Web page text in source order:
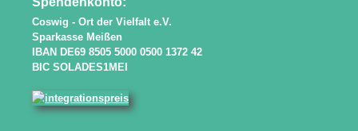
Coswig - Ort der Vielfalt e.V.
Sparkasse Meißen
IBAN DE69 8505 5000 0500 1372 42
BIC SOLADES1MEI